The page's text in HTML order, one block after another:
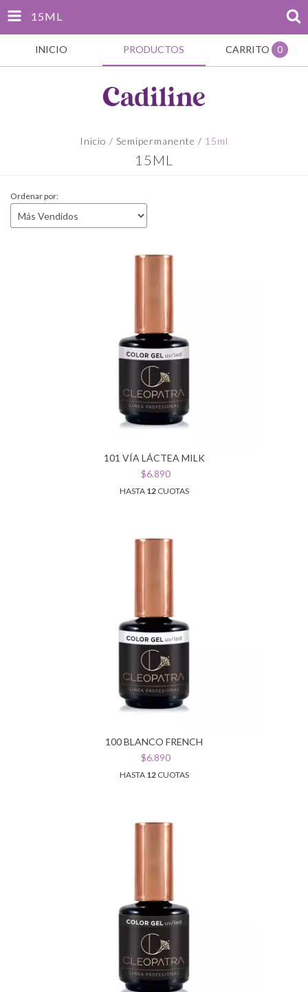
15ML
INICIO PRODUCTOS CARRITO 0
Inicio / Semipermanente / 15ml
15ML
Ordenar por:
101 VÍA LÁCTEA MILK
$6.890
HASTA 12CUOTAS
100 BLANCO FRENCH
$6.890
HASTA 12CUOTAS